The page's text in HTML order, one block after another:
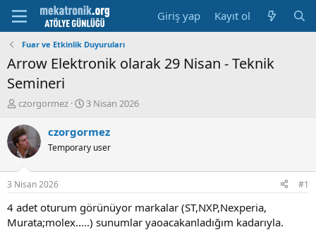
Giriş yap Kayıt ol
Fuar ve Etkinlik Duyuruları
Arrow Elektronik olarak 29 Nisan - Teknik
Semineri
K
n
u
y
u
b
a
ş
a
czorgormez
B
ş
a
t
a
i
3 Nisan 2026
czorgormez
Temporary user
3 Nisan 2026 #1
4 adet oturum görünüyor markalar (ST,NXP,Nexperia,
Murata;molex.....) sunumlar yaoacakanladığım kadarıyla.